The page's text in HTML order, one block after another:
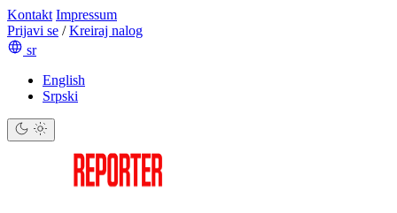
Kontakt Impressum
Prijavi se / Kreiraj nalog
sr
English
Srpski